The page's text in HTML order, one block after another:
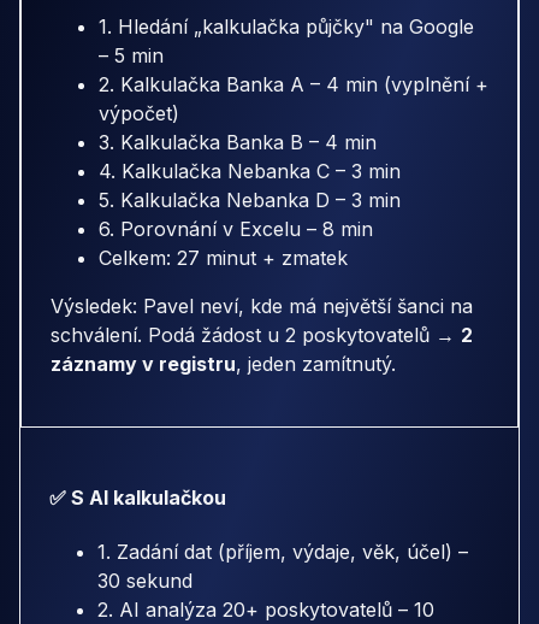
1. Hledání „kalkulačka půjčky" na Google
– 5 min
2. Kalkulačka Banka A – 4 min (vyplnění +
výpočet)
3. Kalkulačka Banka B – 4 min
4. Kalkulačka Nebanka C – 3 min
5. Kalkulačka Nebanka D – 3 min
6. Porovnání v Excelu – 8 min
Celkem: 27 minut + zmatek
Výsledek: Pavel neví, kde má největší šanci na
schválení. Podá žádost u 2 poskytovatelů → 2
záznamy v registru, jeden zamítnutý.
✅ S AI kalkulačkou
1. Zadání dat (příjem, výdaje, věk, účel) –
30 sekund
2. AI analýza 20+ poskytovatelů – 10